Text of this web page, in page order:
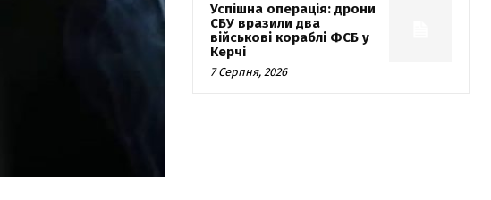
Успішна операція: дрони
СБУ вразили два
військові кораблі ФСБ у
Керчі
7 Серпня, 2026